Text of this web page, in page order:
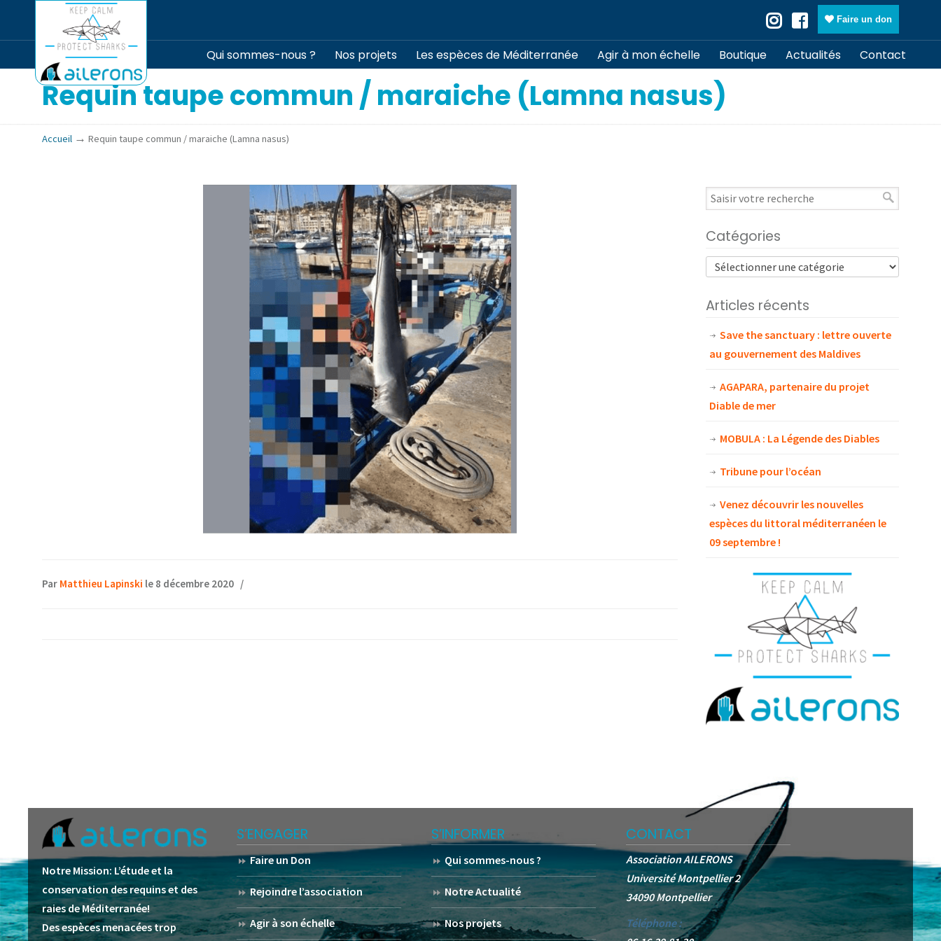
Faire un don
Qui sommes-nous ? Nos projets Les espèces de Méditerranée Agir à mon échelle Boutique Actualités Contact
Requin taupe commun / maraiche (Lamna nasus)
Accueil →Requin taupe commun / maraiche (Lamna nasus)
Par Matthieu Lapinski le 8 décembre 2020 /
Catégories
Articles récents
Save the sanctuary : lettre ouverte
au gouvernement des Maldives
AGAPARA, partenaire du projet
Diable de mer
MOBULA : La Légende des Diables
Tribune pour l’océan
Venez découvrir les nouvelles
espèces du littoral méditerranéen le
09 septembre !
Notre Mission: L’étude et la
conservation des requins et des
raies de Méditerranée!
Des espèces menacées trop
S’ENGAGER
Faire un Don
Rejoindre l’association
Agir à son échelle
S’INFORMER
Qui sommes-nous ?
Notre Actualité
Nos projets
CONTACT
Association AILERONS
Université Montpellier 2
34090 Montpellier
Téléphone :